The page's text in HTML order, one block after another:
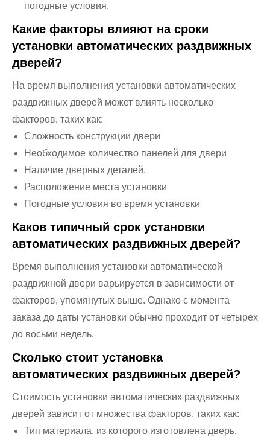
погодные условия.
Какие факторы влияют на сроки
установки автоматических раздвижных
дверей?
На время выполнения установки автоматических
раздвижных дверей может влиять несколько
факторов, таких как:
Сложность конструкции двери
Необходимое количество панелей для двери
Наличие дверных деталей.
Расположение места установки
Погодные условия во время установки
Каков типичный срок установки
автоматических раздвижных дверей?
Время выполнения установки автоматической
раздвижной двери варьируется в зависимости от
факторов, упомянутых выше. Однако с момента
заказа до даты установки обычно проходит от четырех
до восьми недель.
Сколько стоит установка
автоматических раздвижных дверей?
Стоимость установки автоматических раздвижных
дверей зависит от множества факторов, таких как:
Тип материала, из которого изготовлена ​​дверь.